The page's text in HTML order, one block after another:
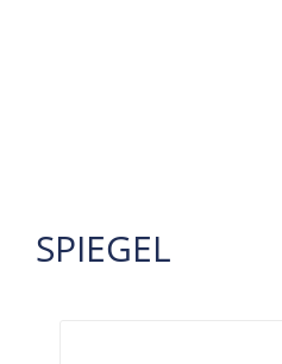
SPIEGEL